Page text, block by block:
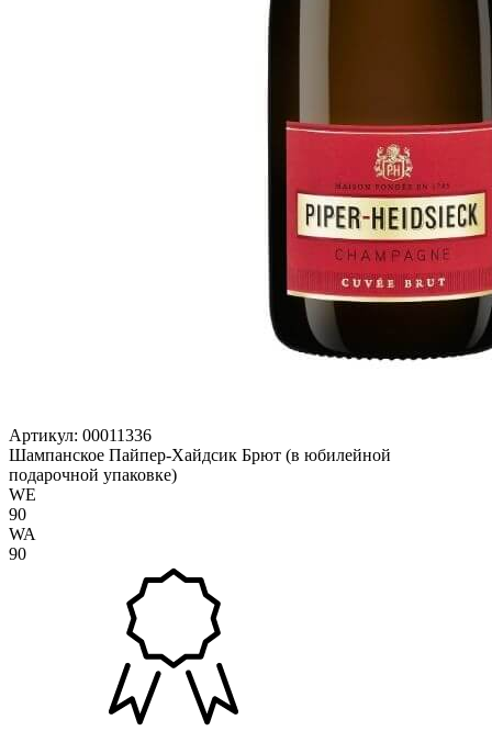
Артикул: 00011336
Шампанское Пайпер-Хайдсик Брют (в юбилейной
подарочной упаковке)
WE
90
WA
90